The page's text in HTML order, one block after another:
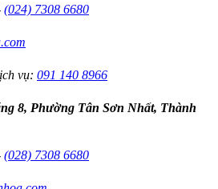
(024) 7308 6680
vụ: 091 140 8966
8, Phường Tân Sơn Nhất, Thành
(028) 7308 6680